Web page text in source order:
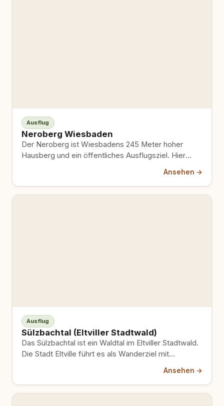
Ausflug
Neroberg Wiesbaden
Der Neroberg ist Wiesbadens 245 Meter hoher
Hausberg und ein öffentliches Ausflugsziel. Hier
Ansehen →
Ausflug
Sülzbachtal (Eltviller Stadtwald)
Das Sülzbachtal ist ein Waldtal im Eltviller Stadtwald.
Die Stadt Eltville führt es als Wanderziel mit
Ansehen →